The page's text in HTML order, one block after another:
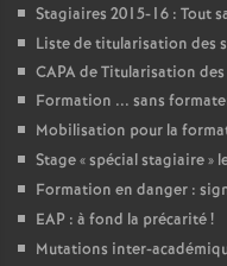
Stagiaires 2015-16 : Tout
Liste de titularisation des
CAPAde Titularisation
Formation ... sans
Mobilisation pour la
Stage «spécial stagiaire»
Formation en danger :
EAP : à fond la précarité!
Mutations inter-